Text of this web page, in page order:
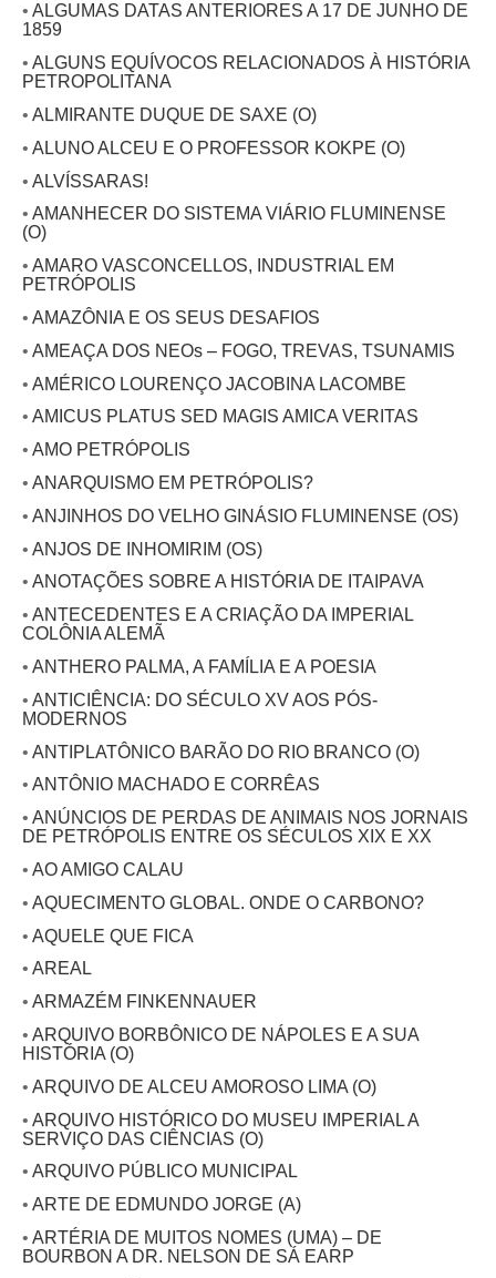
• ALGUMAS DATAS ANTERIORES A 17 DE JUNHO DE
1859
• ALGUNS EQUÍVOCOS RELACIONADOS À HISTÓRIA
PETROPOLITANA
• ALMIRANTE DUQUE DE SAXE (O)
• ALUNO ALCEU E O PROFESSOR KOKPE (O)
• ALVÍSSARAS!
• AMANHECER DO SISTEMA VIÁRIO FLUMINENSE
(O)
• AMARO VASCONCELLOS, INDUSTRIAL EM
PETRÓPOLIS
• AMAZÔNIA E OS SEUS DESAFIOS
• AMEAÇA DOS NEOs – FOGO, TREVAS, TSUNAMIS
• AMÉRICO LOURENÇO JACOBINA LACOMBE
• AMICUS PLATUS SED MAGIS AMICA VERITAS
• AMO PETRÓPOLIS
• ANARQUISMO EM PETRÓPOLIS?
• ANJINHOS DO VELHO GINÁSIO FLUMINENSE (OS)
• ANJOS DE INHOMIRIM (OS)
• ANOTAÇÕES SOBRE A HISTÓRIA DE ITAIPAVA
• ANTECEDENTES E A CRIAÇÃO DA IMPERIAL
COLÔNIA ALEMÃ
• ANTHERO PALMA, A FAMÍLIA E A POESIA
• ANTICIÊNCIA: DO SÉCULO XV AOS PÓS-
MODERNOS
• ANTIPLATÔNICO BARÃO DO RIO BRANCO (O)
• ANTÔNIO MACHADO E CORRÊAS
• ANÚNCIOS DE PERDAS DE ANIMAIS NOS JORNAIS
DE PETRÓPOLIS ENTRE OS SÉCULOS XIX E XX
• AO AMIGO CALAU
• AQUECIMENTO GLOBAL. ONDE O CARBONO?
• AQUELE QUE FICA
• AREAL
• ARMAZÉM FINKENNAUER
• ARQUIVO BORBÔNICO DE NÁPOLES E A SUA
HISTÓRIA (O)
• ARQUIVO DE ALCEU AMOROSO LIMA (O)
• ARQUIVO HISTÓRICO DO MUSEU IMPERIAL A
SERVIÇO DAS CIÊNCIAS (O)
• ARQUIVO PÚBLICO MUNICIPAL
• ARTE DE EDMUNDO JORGE (A)
• ARTÉRIA DE MUITOS NOMES (UMA) – DE
BOURBON A DR. NELSON DE SÁ EARP